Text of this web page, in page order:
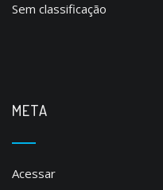
Sem classificação
META
Acessar